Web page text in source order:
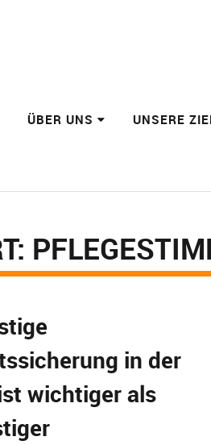
ÜBER UNS UNSERE
in der
wichtiger als